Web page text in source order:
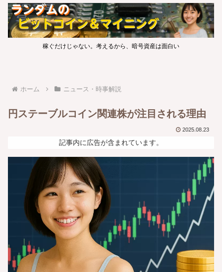
稼ぐだけじゃない。考えるから、暗号資産は面白い
ホーム ニュース・時事解説
円ステーブルコイン関連株が注目される理由
2025.08.23
記事内に広告が含まれています。